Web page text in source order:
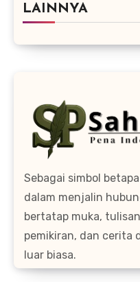
LAINNYA
Sebagai simbol
dalam menjalin
bertatap muka,
pemikiran, dan cerita
luar biasa.